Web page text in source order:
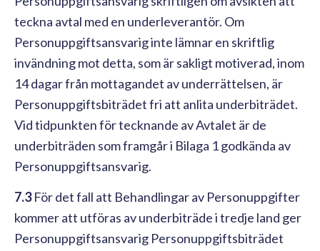
teckna avtal med en underleverantör. Om
Personuppgiftsansvarig inte lämnar en skriftlig
invändning mot detta, som är sakligt motiverad, inom
14 dagar från mottagandet av underrättelsen, är
Personuppgiftsbiträdet fri att anlita underbiträdet.
Vid tidpunkten för tecknande av Avtalet är de
underbiträden som framgår i Bilaga 1 godkända av
Personuppgiftsansvarig.
7.3För det fall att Behandlingar av Personuppgifter
kommer att utföras av underbiträde i tredje land ger
Personuppgiftsansvarig Personuppgiftsbiträdet